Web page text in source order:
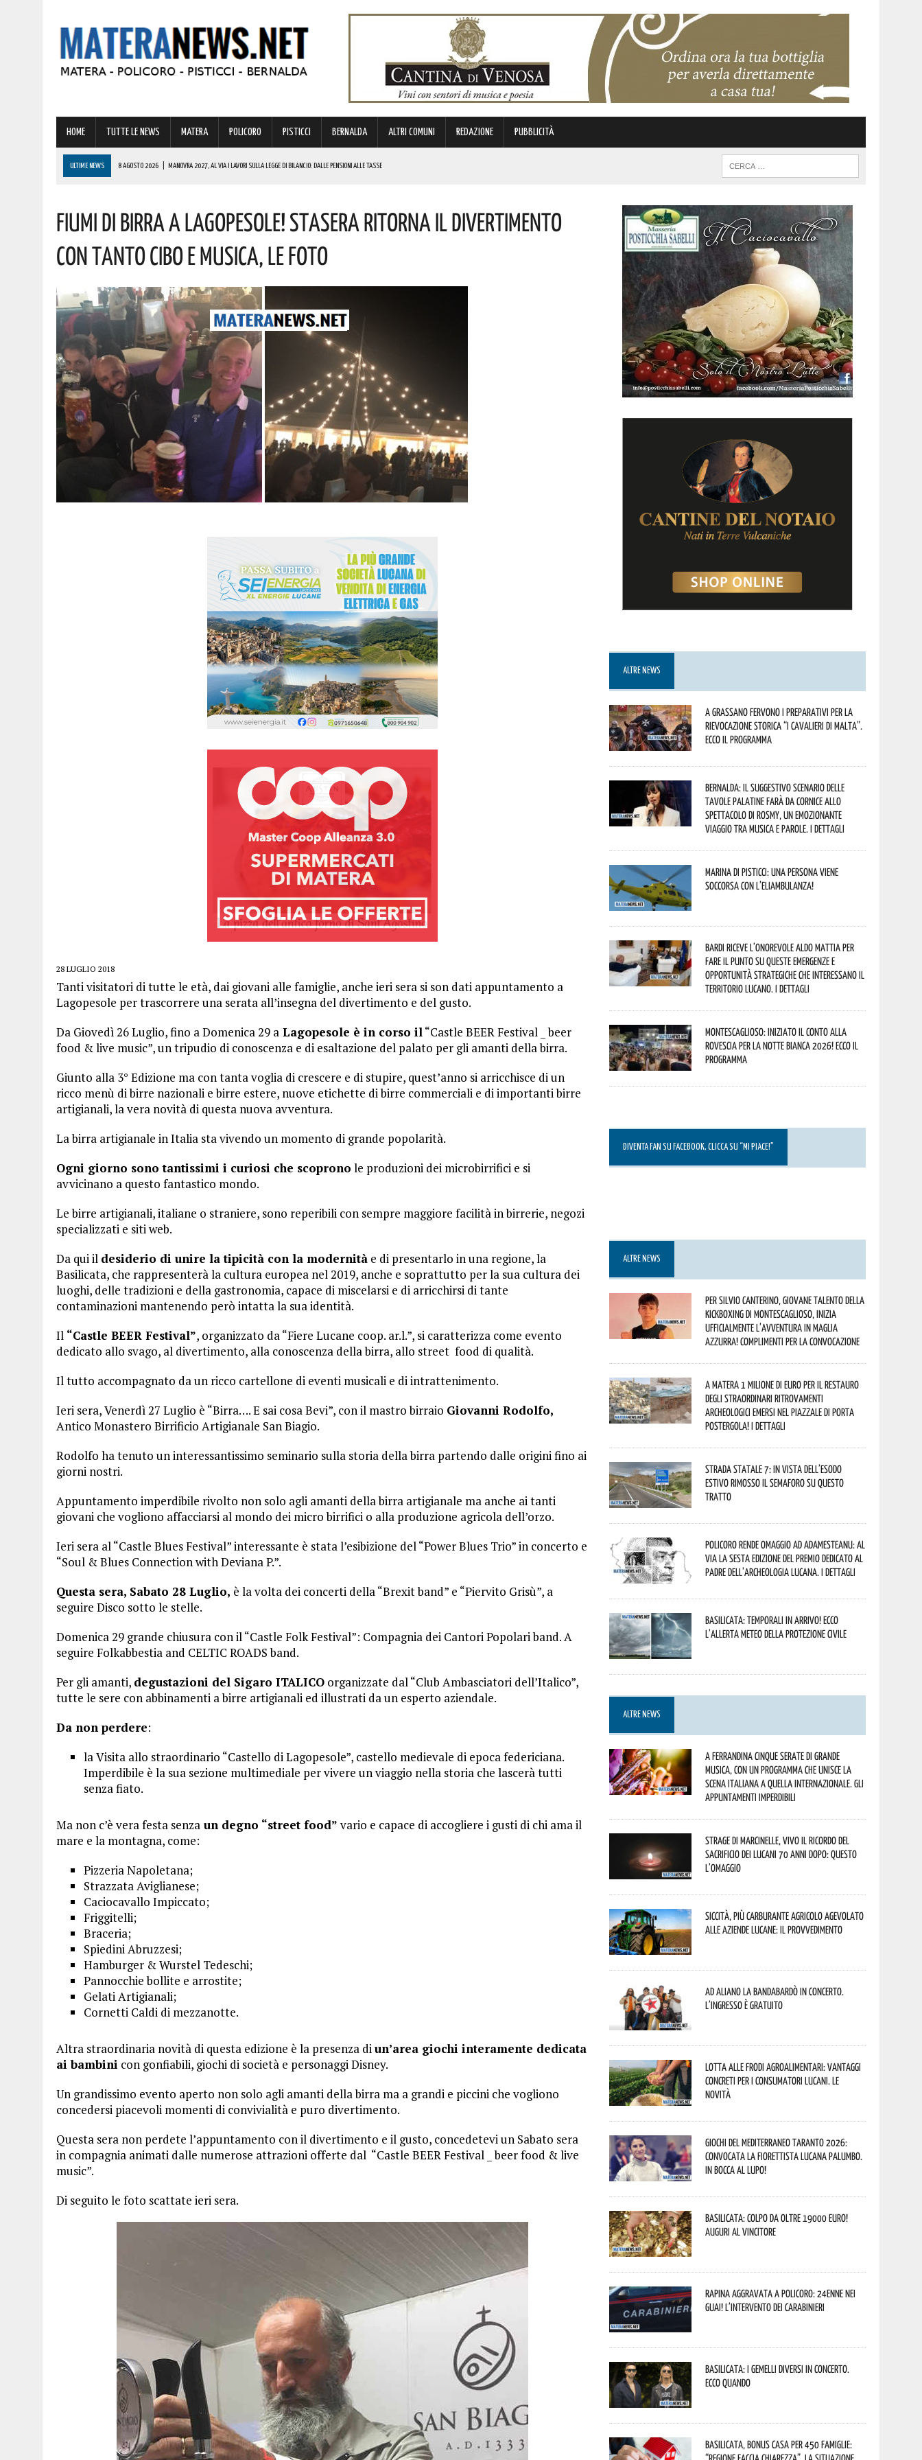
HOME TUTTE LE NEWS MATERA POLICORO PISTICCI BERNALDA ALTRI COMUNI REDAZIONE PUBBLICITÀ
ULTIME NEWS 8 AGOSTO 2026 MANOVRA 2027, AL VIA I LAVORI SULLA LEGGE DI BILANCIO: DALLE PENSIONI ALLE TASSE
8 AGOSTO 2026 | BASILICATA: OLTRE 151 MILIONI PER IMPRESE, LAVORO ED ENERGIA SOSTENIBILE. I DETTAGLI
8 AGOSTO 2026 | TORNA IL PREMIO RABATANA 2026: TUTTO PRONTO PER LA DECIMA EDIZIONE CON ECCELLENZE LUCANE E NAZIONALI SOTTO LE STELLE DI TURSI. I PREMIATI
FIUMI DI BIRRA A LAGOPESOLE! STASERA RITORNA IL DIVERTIMENTO
CON TANTO CIBO E MUSICA, LE FOTO
28 LUGLIO 2018
Tanti visitatori di tutte le età, dai giovani alle famiglie, anche ieri sera si son dati appuntamento a
Lagopesole per trascorrere una serata all’insegna del divertimento e del gusto.
Da Giovedì 26 Luglio, fino a Domenica 29 a Lagopesole è in corso il“Castle BEER Festival _ beer
food & live music”, un tripudio di conoscenza e di esaltazione del palato per gli amanti della birra.
Giunto alla 3° Edizione ma con tanta voglia di crescere e di stupire, quest’anno si arricchisce di un
ricco menù di birre nazionali e birre estere, nuove etichette di birre commerciali e di importanti birre
artigianali, la vera novità di questa nuova avventura.
La birra artigianale in Italia sta vivendo un momento di grande popolarità.
Ogni giorno sono tantissimi i curiosi che scoprono le produzioni dei microbirrifici e si
avvicinano a questo fantastico mondo.
Le birre artigianali, italiane o straniere, sono reperibili con sempre maggiore facilità in birrerie, negozi
specializzati e siti web.
Da qui il desiderio di unire la tipicità con la modernità e di presentarlo in una regione, la
Basilicata, che rappresenterà la cultura europea nel 2019, anche e soprattutto per la sua cultura dei
luoghi, delle tradizioni e della gastronomia, capace di miscelarsi e di arricchirsi di tante
contaminazioni mantenendo però intatta la sua identità.
Il “Castle BEER Festival”, organizzato da “Fiere Lucane coop. ar.l.”, si caratterizza come evento
dedicato allo svago, al divertimento, alla conoscenza della birra, allo street food di qualità.
Il tutto accompagnato da un ricco cartellone di eventi musicali e di intrattenimento.
Ieri sera, Venerdì 27 Luglio è “Birra…. E sai cosa Bevi”, con il mastro birraio Giovanni Rodolfo,
Antico Monastero Birrificio Artigianale San Biagio.
Rodolfo ha tenuto un interessantissimo seminario sulla storia della birra partendo dalle origini fino ai
giorni nostri.
Appuntamento imperdibile rivolto non solo agli amanti della birra artigianale ma anche ai tanti
giovani che vogliono affacciarsi al mondo dei micro birrifici o alla produzione agricola dell’orzo.
Ieri sera al “Castle Blues Festival” interessante è stata l’esibizione del “Power Blues Trio” in concerto e
“Soul & Blues Connection with Deviana P.”.
Questa sera, Sabato 28 Luglio, è la volta dei concerti della “Brexit band” e “Piervito Grisù”, a
seguire Disco sotto le stelle.
Domenica 29 grande chiusura con il “Castle Folk Festival”: Compagnia dei Cantori Popolari band. A
seguire Folkabbestia and CELTIC ROADS band.
Per gli amanti, degustazioni del Sigaro ITALICO organizzate dal “Club Ambasciatori dell’Italico”,
tutte le sere con abbinamenti a birre artigianali ed illustrati da un esperto aziendale.
Da non perdere:
la Visita allo straordinario “Castello di Lagopesole”, castello medievale di epoca federiciana.
Imperdibile è la sua sezione multimediale per vivere un viaggio nella storia che lascerà tutti
senza fiato.
Ma non c’è vera festa senza un degno “street food” vario e capace di accogliere i gusti di chi ama il
mare e la montagna, come:
Pizzeria Napoletana;
Strazzata Aviglianese;
Caciocavallo Impiccato;
Friggitelli;
Braceria;
Spiedini Abruzzesi;
Hamburger & Wurstel Tedeschi;
Pannocchie bollite e arrostite;
Gelati Artigianali;
Cornetti Caldi di mezzanotte.
Altra straordinaria novità di questa edizione è la presenza diun’area giochi interamente dedicata
ai bambini con gonfiabili, giochi di società e personaggi Disney.
Un grandissimo evento aperto non solo agli amanti della birra ma a grandi e piccini che vogliono
concedersi piacevoli momenti di convivialità e puro divertimento.
Questa sera non perdete l’appuntamento con il divertimento e il gusto, concedetevi un Sabato sera
in compagnia animati dalle numerose attrazioni offerte dal “Castle BEER Festival _ beer food & live
music”.
Di seguito le foto scattate ieri sera.
ALTRE NEWS
A Grassano fervono i preparativi per la
Rievocazione Storica “I CAVALIERI DI MALTA”.
Ecco il programma
Bernalda: il suggestivo scenario delle
Tavole Palatine farà da cornice allo
spettacolo di Rosmy, un emozionante
viaggio tra musica e parole. I dettagli
Marina di Pisticci: una persona viene
soccorsa con l’eliambulanza!
Bardi riceve l’onorevole Aldo Mattia per
fare il punto su queste emergenze e
opportunità strategiche che interessano il
territorio lucano. I dettagli
Montescaglioso: iniziato il conto alla
rovescia per la Notte Bianca 2026! Ecco il
programma
DIVENTA FAN SU FACEBOOK, CLICCA SU “MI PIACE!”
ALTRE NEWS
Per Silvio Canterino, giovane talento della
kickboxing di Montescaglioso, inizia
ufficialmente l’avventura in maglia
azzurra! Complimenti per la convocazione
A Matera 1 milione di euro per il restauro
degli straordinari ritrovamenti
archeologici emersi nel piazzale di Porta
Postergola! I dettagli
Strada statale 7: in vista dell’esodo
estivo rimosso il semaforo su questo
tratto
Policoro rende omaggio ad Adamesteanu: al
via la sesta edizione del Premio dedicato al
padre dell’archeologia lucana. I dettagli
Basilicata: temporali in arrivo! Ecco
l’allerta meteo della Protezione civile
ALTRE NEWS
A Ferrandina cinque serate di grande
musica, con un programma che unisce la
scena italiana a quella internazionale. Gli
appuntamenti imperdibili
Strage di Marcinelle, vivo il ricordo del
sacrificio dei lucani 70 anni dopo: questo
l’omaggio
Siccità, più carburante agricolo agevolato
alle aziende lucane: il provvedimento
Ad Aliano la Bandabardò in concerto.
L’ingresso è gratuito
Lotta alle frodi agroalimentari: vantaggi
concreti per i consumatori lucani. Le
novità
Giochi del Mediterraneo Taranto 2026:
convocata la fiorettista lucana Palumbo.
In bocca al lupo!
Basilicata: colpo da oltre 19000 Euro!
Auguri al vincitore
Rapina aggravata a Policoro: 24enne nei
guai! L’intervento dei Carabinieri
Basilicata: i Gemelli DiVersi in concerto.
Ecco quando
Basilicata, Bonus casa per 450 famiglie: